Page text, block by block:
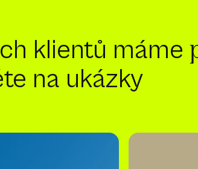
klientů máme
na ukázky